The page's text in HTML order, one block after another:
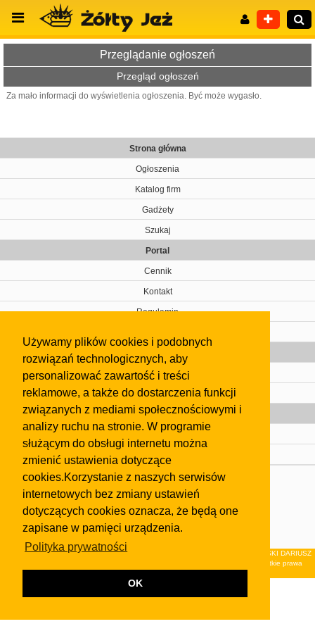
Używamy plików cookies i podobnych
rozwiązań technologicznych, aby
personalizować zawartość i treści
reklamowe, a także do dostarczenia funkcji
związanych z mediami społecznościowymi i
analizy ruchu na stronie. W programie
służącym do obsługi internetu można
zmienić ustawienia dotyczące
cookies.Korzystanie z naszych serwisów
internetowych bez zmiany ustawień
dotyczących cookies oznacza, że będą one
zapisane w pamięci urządzenia.
Polityka prywatności
OK
Przeglądanie ogłoszeń
Przegląd ogłoszeń
Za mało informacji do wyświetlenia ogłoszenia. Być może wygasło.
Strona główna
Ogłoszenia
Katalog firm
Gadżety
Szukaj
Portal
Cennik
Kontakt
Regulamin
Gazeta
Olkusz
Kontakt
Strefa dla biznesu
Biura nieruchomości
Dealerzy i autokomisy
Skontaktuj się z nami
regulaminuiPolityki Prywatności.
Klauzula FB
© 2026Wydawnictwo NEON sp. z o.o. (dawniej: FIRMA NEON MAREK KLUCZEWSKI DARIUSZ
KRAWCZYK s.c.) z siedzibą w Olkuszu, ul.Żuradzka 15, 32-300 Olkusz . Wszystkie prawa